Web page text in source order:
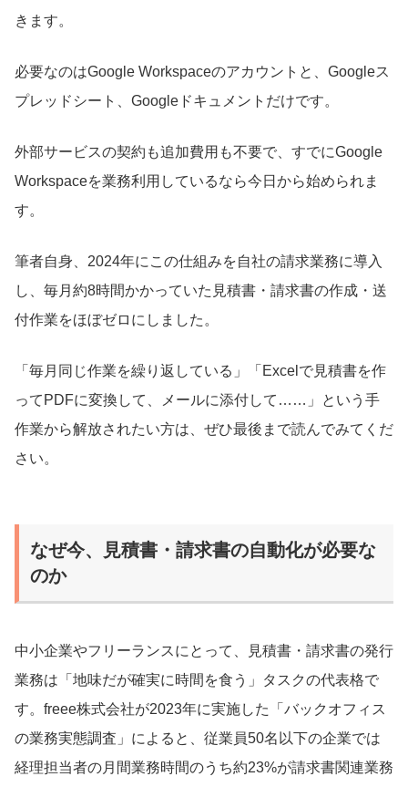
きます。
必要なのはGoogle Workspaceのアカウントと、Googleス
プレッドシート、Googleドキュメントだけです。
外部サービスの契約も追加費用も不要で、すでにGoogle
Workspaceを業務利用しているなら今日から始められま
す。
筆者自身、2024年にこの仕組みを自社の請求業務に導入
し、毎月約8時間かかっていた見積書・請求書の作成・送
付作業をほぼゼロにしました。
「毎月同じ作業を繰り返している」「Excelで見積書を作
ってPDFに変換して、メールに添付して……」という手
作業から解放されたい方は、ぜひ最後まで読んでみてくだ
さい。
なぜ今、見積書・請求書の自動化が必要な
のか
中小企業やフリーランスにとって、見積書・請求書の発行
業務は「地味だが確実に時間を食う」タスクの代表格で
す。freee株式会社が2023年に実施した「バックオフィス
の業務実態調査」によると、従業員50名以下の企業では
経理担当者の月間業務時間のうち約23%が請求書関連業務